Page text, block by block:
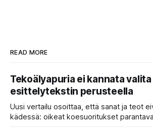
READ MORE
Tekoälyapuria ei kannata
esittelytekstin perusteella
Uusi vertailu osoittaa, että sanat ja teot
kädessä: oikeat koesuoritukset